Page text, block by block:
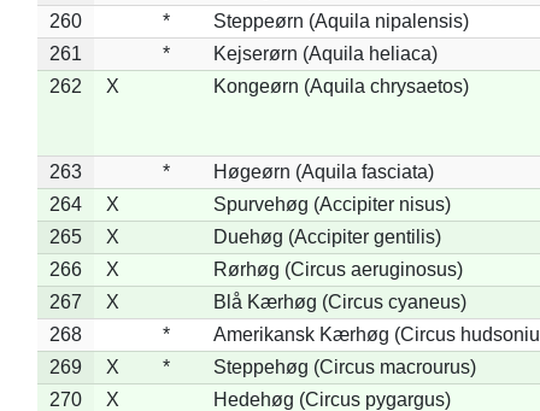
260
*
Steppeørn (Aquila nipalensis)
261
*
Kejserørn (Aquila heliaca)
262
X Kongeørn (Aquila chrysaetos)
263 *
Høgeørn (Aquila fasciata)
264
X
Spurvehøg (Accipiter nisus)
265
X
Duehøg (Accipiter gentilis)
266
X
Rørhøg (Circus aeruginosus)
267
X
Blå Kærhøg (Circus cyaneus)
268
*
Amerikansk Kærhøg (Circus
269
X *
Steppehøg (Circus macrourus)
270
X
Hedehøg (Circus pygargus)